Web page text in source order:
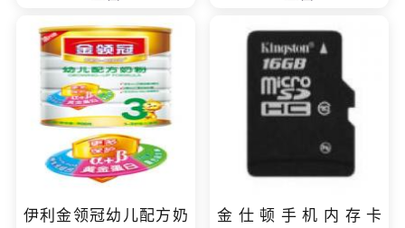
伊利金领冠幼儿配方奶
金仕顿手机内存卡